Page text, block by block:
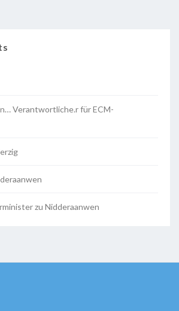
Verantwortliche.r für ECM-
zu Nidderaanwen